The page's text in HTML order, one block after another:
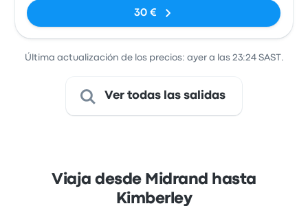
30 €
Última actualización de los precios: ayer a las 23:24 SAST.
Ver todas las salidas
Viaja desde Midrand hasta
Kimberley